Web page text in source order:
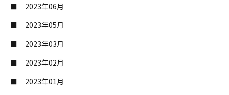
2023年06月
2023年05月
2023年03月
2023年02月
2023年01月